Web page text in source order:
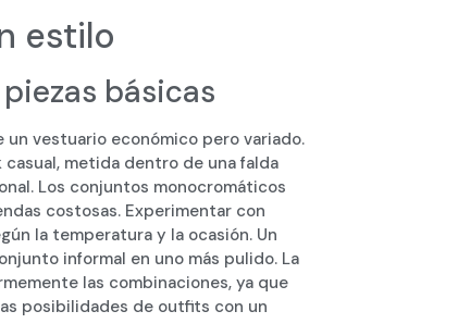
estilo
básicas
vestuario económico pero variado.
casual, metida dentro de una falda
Los conjuntos monocromáticos
costosas. Experimentar con
la temperatura y la ocasión. Un
informal en uno más pulido. La
las combinaciones, ya que
posibilidades de outfits con un